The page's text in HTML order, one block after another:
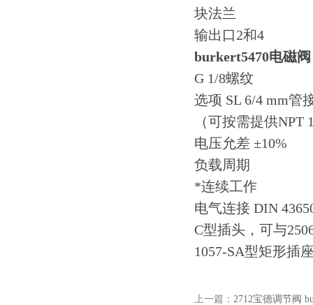
块法兰
输出口2和4
burkert5470电磁阀
G 1/8螺纹
选项 SL 6/4 mm管
（可按需提供NPT
电压允差 ±10%
负载周期
*连续工作
电气连接 DIN
C型插头，可与
1057-SA型矩形插
上一篇： 2712宝德调节阀